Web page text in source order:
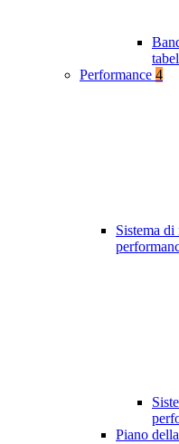
Performance 4
Sistema
Piano